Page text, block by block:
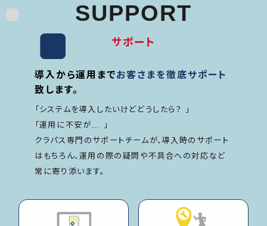
SUPPORT
サポート
導入から運用までお客さまを徹底サポート
致します。
「システムを導入したいけどどうしたら？ 」
「運用に不安が… 」
クラパス専門のサポートチームが、導入時のサポート
はもちろん、運用の際の疑問や不具合への対応など
常に寄り添います。